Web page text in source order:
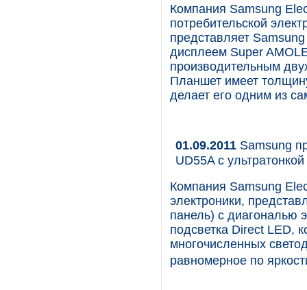
Компания Samsung
потребительской
представляет
дисплеем Super
производительным
Планшет имеет
делает его одним из
01.09.2011 Samsung
UD55A с
Компания Samsung
электроники,
панель) с диагональю
подсветка Direct LED,
многочисленных
равномерное по